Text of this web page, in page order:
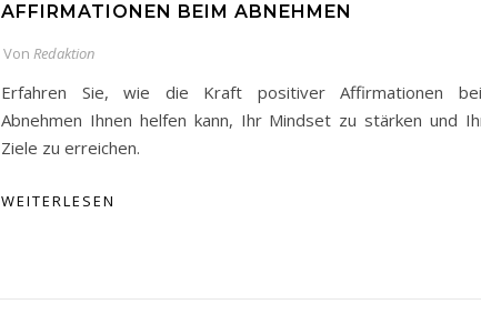
AFFIRMATIONEN BEIM ABNEHMEN
Von Redaktion
Erfahren Sie, wie die Kraft positiver Affirmationen
Abnehmen Ihnen helfen kann, Ihr Mindset zu stärken und
Ziele zu erreichen.
WEITERLESEN